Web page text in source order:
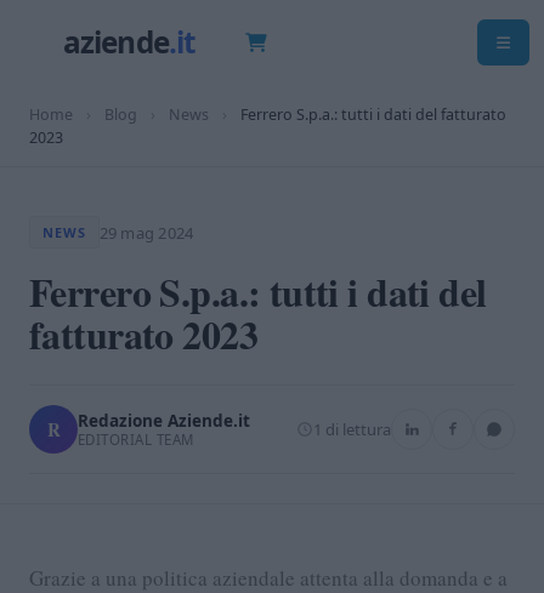
Home › Blog › News ›
Ferrero S.p.a.: tutti i dati del fatturato
2023
NEWS 29 mag 2024
Ferrero S.p.a.: tutti i dati del
fatturato 2023
R Redazione Aziende.it
EDITORIAL TEAM 1 di lettura
Grazie a una politica aziendale attenta alla domanda e a